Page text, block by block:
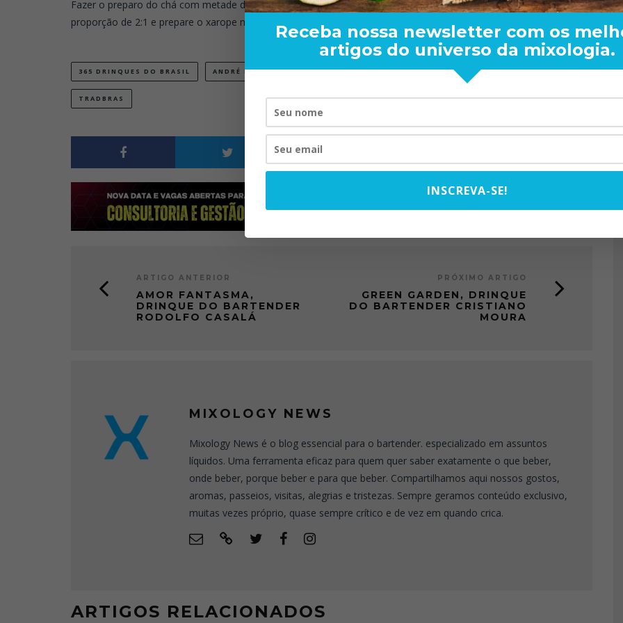
Fazer o preparo do chá com metade da água recomendada para um preparo “normal”. Adicione açúcar na
proporção de 2:1 e prepare o xarope normalmente.
365 DRINQUES DO BRASIL ANDRÉ BUENO BARONES BARTENDERS KASATO MARU SAQUE
TRADBRAS
ARTIGO ANTERIOR
AMOR FANTASMA,
DRINQUE DO BARTENDER
RODOLFO CASALÁ
PRÓXIMO ARTIGO
GREEN GARDEN, DRINQUE
DO BARTENDER CRISTIANO
MOURA
MIXOLOGY NEWS
Mixology News é o blog essencial para o bartender. especializado em assuntos
líquidos. Uma ferramenta eficaz para quem quer saber exatamente o que beber,
onde beber, porque beber e para que beber. Compartilhamos aqui nossos gostos,
aromas, passeios, visitas, alegrias e tristezas. Sempre geramos conteúdo exclusivo,
muitas vezes próprio, quase sempre crítico e de vez em quando crica.
ARTIGOS RELACIONADOS
RAND BARTENDER: DE BOA
VISTA PARA O MUNDO
TOM OLIVEIRA –
EXCLUSIVA
Receba nossa newsletter com os
artigos do universo da mixologia.
INSCREVA-SE!